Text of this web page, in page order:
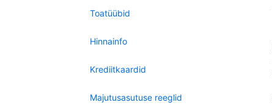
Toatüübid
Hinnainfo
Krediitkaardid
Majutusasutuse reeglid